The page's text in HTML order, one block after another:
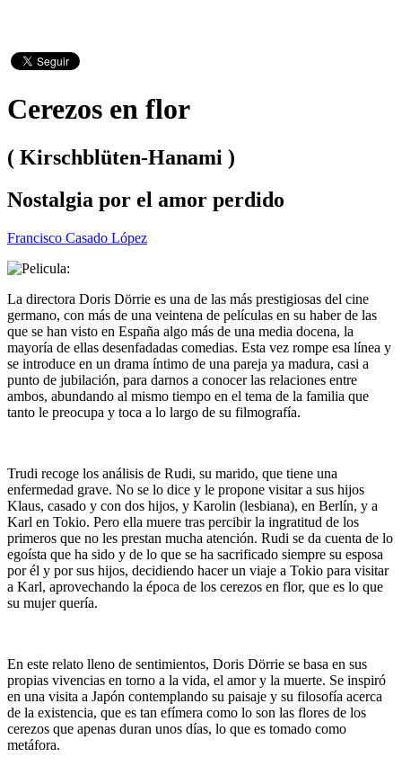
Cerezos en flor
( Kirschblüten-Hanami )
Nostalgia por el amor perdido
Francisco Casado López
La directora Doris Dörrie es una de las más prestigiosas del cine
germano, con más de una veintena de películas en su haber de las
que se han visto en España algo más de una media docena, la
mayoría de ellas desenfadadas comedias. Esta vez rompe esa línea y
se introduce en un drama íntimo de una pareja ya madura, casi a
punto de jubilación, para darnos a conocer las relaciones entre
ambos, abundando al mismo tiempo en el tema de la familia que
tanto le preocupa y toca a lo largo de su filmografía.
Trudi recoge los análisis de Rudi, su marido, que tiene una
enfermedad grave. No se lo dice y le propone visitar a sus hijos
Klaus, casado y con dos hijos, y Karolin (lesbiana), en Berlín, y a
Karl en Tokio. Pero ella muere tras percibir la ingratitud de los
primeros que no les prestan mucha atención. Rudi se da cuenta de lo
egoísta que ha sido y de lo que se ha sacrificado siempre su esposa
por él y por sus hijos, decidiendo hacer un viaje a Tokio para visitar
a Karl, aprovechando la época de los cerezos en flor, que es lo que
su mujer quería.
En este relato lleno de sentimientos, Doris Dörrie se basa en sus
propias vivencias en torno a la vida, el amor y la muerte. Se inspiró
en una visita a Japón contemplando su paisaje y su filosofía acerca
de la existencia, que es tan efímera como lo son las flores de los
cerezos que apenas duran unos días, lo que es tomado como
metáfora.